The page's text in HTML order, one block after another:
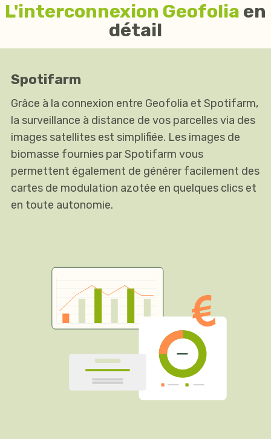
L'interconnexion Geofolia en
détail
Spotifarm
Grâce à la connexion entre Geofolia et Spotifarm,
la surveillance à distance de vos parcelles via des
images satellites est simplifiée. Les images de
biomasse fournies par Spotifarm vous
permettent également de générer facilement des
cartes de modulation azotée en quelques clics et
en toute autonomie.